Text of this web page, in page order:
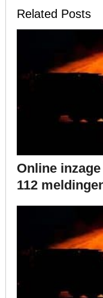
Related Posts
Online
112